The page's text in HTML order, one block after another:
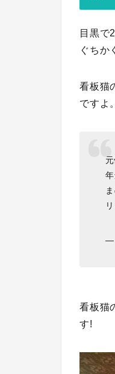
目黒で
ぐちか
看板猫
ですよ。
—
看板猫
す!